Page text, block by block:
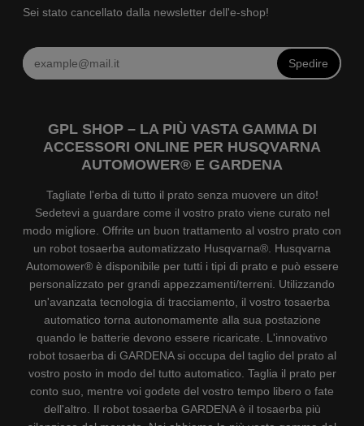
Sei stato cancellato dalla newsletter dell'e-shop!
Spedire
GPL SHOP – LA PIÙ VASTA GAMMA DI
ACCESSORI ONLINE PER HUSQVARNA
AUTOMOWER® E GARDENA
Tagliate l'erba di tutto il prato senza muovere un dito!
Sedetevi a guardare come il vostro prato viene curato nel
modo migliore. Offrite un buon trattamento al vostro prato con
un robot tosaerba automatizzato Husqvarna®. Husqvarna
Automower® è disponibile per tutti i tipi di prato e può essere
personalizzato per grandi appezzamenti/terreni. Utilizzando
un'avanzata tecnologia di tracciamento, il vostro tosaerba
automatico torna autonomamente alla sua postazione
quando le batterie devono essere ricaricate. L'innovativo
robot tosaerba di GARDENA si occupa del taglio del prato al
vostro posto in modo del tutto automatico. Taglia il prato per
conto suo, mentre voi godete del vostro tempo libero o fate
dell'altro. Il robot tosaerba GARDENA è il tosaerba più